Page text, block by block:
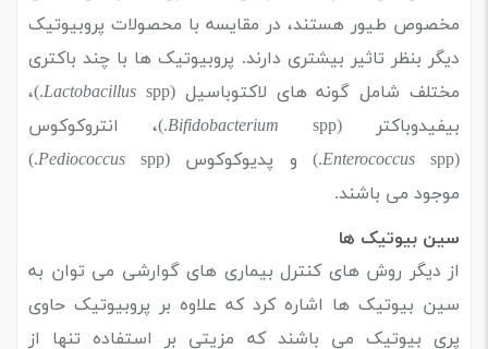
مخصوص طیور هستند، در مقایسه با محصولات پروبیوتیک
دیگر بنظر تاثیر بیشتری دارند. پروبیوتیک ها با چند باکتری
مختلف شامل گونه های لاکتوباسیل (
Lactobacillusspp.)،
بیفیدوباکتر (
Bifidobacteriumspp.)، انتروکوکوس
(
Enterococcusspp.) و پدیوکوکوس ( Pediococcus
spp.)
موجود می باشند.
سین بیوتیک ها
از دیگر روش های کنترل بیماری های گوارشی می توان به
سین بیوتیک ها اشاره کرد که علاوه بر پروبیوتیک حاوی
پری بیوتیک می باشند که مزیتی بر استفاده تنها از